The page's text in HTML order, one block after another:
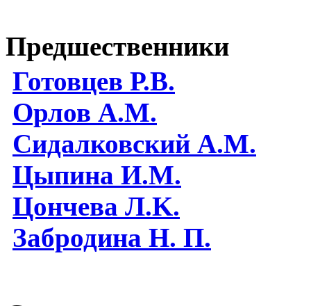
Предшественники
Готовцев Р.В.
Орлов А.М.
Сидалковский А.М.
Цыпина И.М.
Цончева Л.K.
Забродина Н. П.